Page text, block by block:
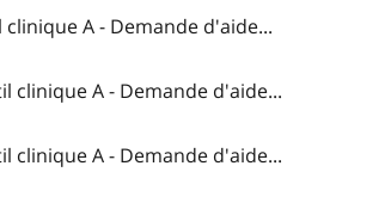
clinique A - Demande d'aide...
clinique A - Demande d'aide...
clinique A - Demande d'aide...